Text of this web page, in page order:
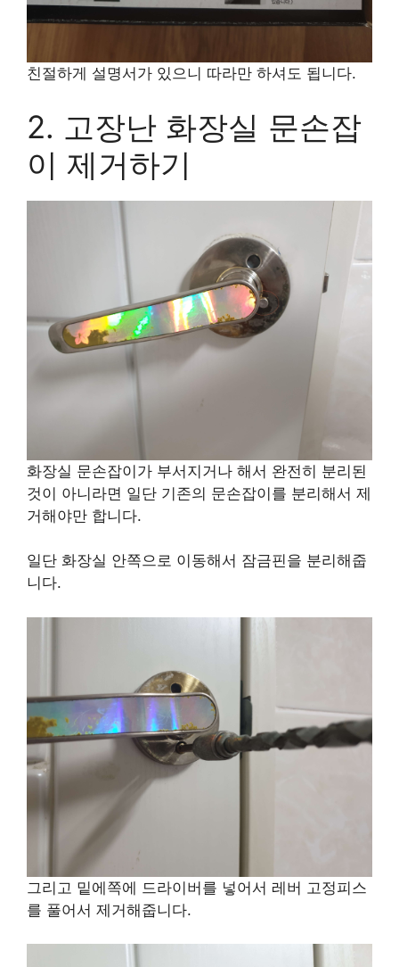
친절하게 설명서가 있으니 따라만 하셔도 됩니다.
2. 고장난 화장실 문손잡
이 제거하기
화장실 문손잡이가 부서지거나 해서 완전히 분리된
것이 아니라면 일단 기존의 문손잡이를 분리해서 제
거해야만 합니다.
일단 화장실 안쪽으로 이동해서 잠금핀을 분리해줍
니다.
그리고 밑에쪽에 드라이버를 넣어서 레버 고정피스
를 풀어서 제거해줍니다.